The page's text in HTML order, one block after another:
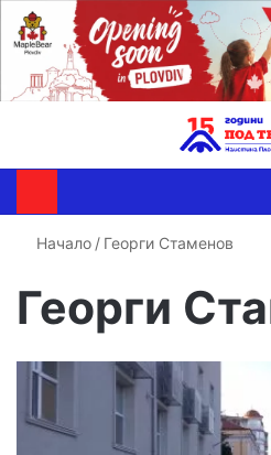
Начало / Георги Стаменов
Георги